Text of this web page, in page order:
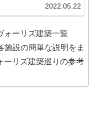
、全国に多数のヴォーリズ建築を
2022.05.22
ォーリズ建築一覧
施設の簡単な説明をま
ーリズ建築巡りの参考